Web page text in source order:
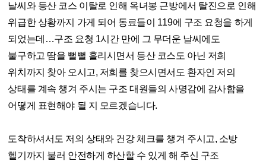
날씨와 등산 코스 이탈로 인해 옥녀봉 근방에서 탈진으로 인해
위급한 상황까지 가게 되어 동료들이 119에 구조 요청을 하게
되었는데…구조 요청 1시간 만에 그 무더운 날씨에도
불구하고 땀을 뻘뻘 흘리시면서 등산 코스도 아닌 저희
위치까지 찾아 오시고, 저희를 찾으시면서도 환자인 저의
상태를 계속 챙겨 주시는 구조 대원들의 사명감에 감사함을
어떻게 표현해야 될 지 모르겠습니다.
도착하셔서도 저의 상태와 건강 체크를 챙겨 주시고, 소방
헬기까지 불러 안전하게 하산할 수 있게 해 주신 구조